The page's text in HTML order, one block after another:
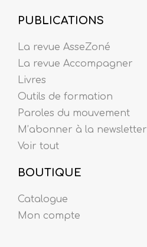
PUBLICATIONS
La revue AsseZoné
La revue Accompagner
Livres
Outils de formation
Paroles du mouvement
M’abonner à la newsletter
Voir tout
BOUTIQUE
Catalogue
Mon compte